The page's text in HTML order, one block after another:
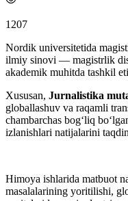
1207
Nordik universitetida
ilmiy sinovi — magistrlik
akademik muhitda tashkil
Xususan, Jurnalistika
globallashuv va raqamli
chambarchas bog‘liq
izlanishlari natijalarini
Himoya ishlarida matbuot
masalalarining yoritilishi,